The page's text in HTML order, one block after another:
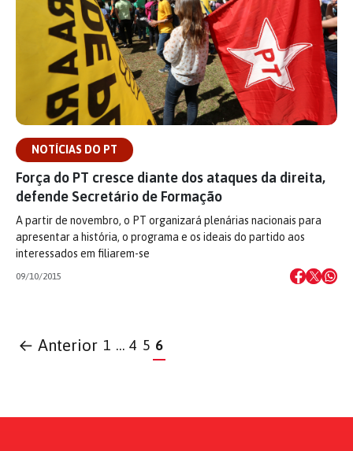
NOTÍCIAS DO PT
Força do PT cresce diante dos ataques da direita,
defende Secretário de Formação
A partir de novembro, o PT organizará plenárias nacionais para
apresentar a história, o programa e os ideais do partido aos
interessados em filiarem-se
09/10/2015
← Anterior 1 … 4 5 6